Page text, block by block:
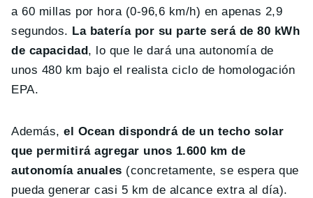
a 60 millas por hora (0-96,6 km/h) en apenas 2,9
segundos. La batería por su parte será de 80 kWh
de capacidad , lo que le dará una autonomía de
unos 480 km bajo el realista ciclo de homologación
EPA.
Además,el Ocean dispondrá de un techo solar
que permitirá agregar unos 1.600 km de
autonomía anuales (concretamente, se espera que
pueda generar casi 5 km de alcance extra al día).